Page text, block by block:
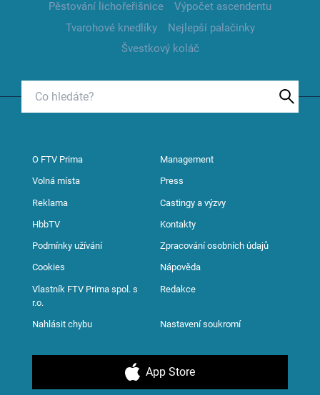
Pěstování lichořeřišnice
Výpočet ascendentu
Tvarohové knedlíky
Nejlepší palačinky
Švestkový koláč
O FTV Prima Management
Volná místa Press
Reklama Castingy a výzvy
HbbTV Kontakty
Podmínky užívání Zpracování osobních údajů
Cookies Nápověda
Vlastník FTV Prima spol. s
r.o.
Redakce
Nahlásit chybu Nastavení soukromí
App Store